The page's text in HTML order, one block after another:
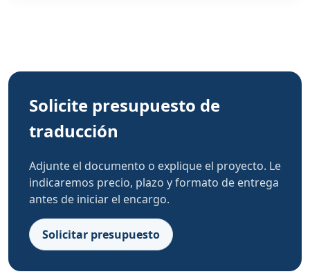
Solicite presupuesto de
traducción
Adjunte el documento o explique el proyecto. Le
indicaremos precio, plazo y formato de entrega
antes de iniciar el encargo.
Solicitar presupuesto